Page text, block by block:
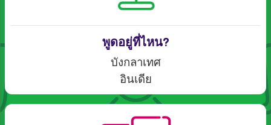
พูดอยู่ที่ไหน?
บังกลาเทศ
อินเดีย